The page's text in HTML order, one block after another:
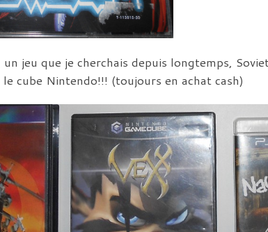
jeu que je cherchais depuis longtemps,
le cube Nintendo!!! (toujours en achat cash)